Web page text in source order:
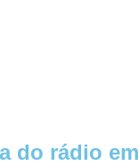
do rádio em